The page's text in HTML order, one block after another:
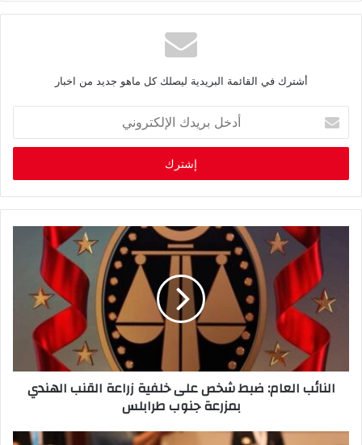
أشترك في القائمة البريدية ليصلك كل ماهو جديد من اخبار
خ
ب
ر
النائب العام: ضبط شخص على خلفية زراعة القنب الهندي
بمزرعة جنوب طرابلس